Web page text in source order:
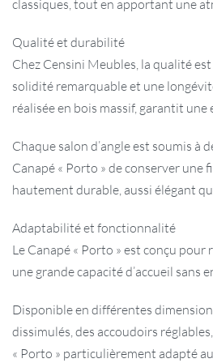
classiques, tout en apportant une
Qualité et durabilité
Chez Censini Meubles, la qualité
solidité remarquable et une
réalisée en bois massif, garantit
Chaque salon d’angle est soumis
Canapé « Porto » de conserver une
hautement durable, aussi élégant
Adaptabilité et fonctionnalité
Le Canapé « Porto » est conçu
une grande capacité d’accueil
Disponible en différentes
dissimulés, des accoudoirs
« Porto » particulièrement adapté